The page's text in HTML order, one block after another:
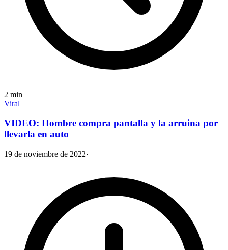
2 min
Viral
VIDEO: Hombre compra pantalla y la arruina por
llevarla en auto
19 de noviembre de 2022·